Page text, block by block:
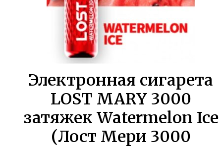
Электронная сигарета
LOST MARY 3000
затяжек Watermelon Ice
(Лост Мери 3000